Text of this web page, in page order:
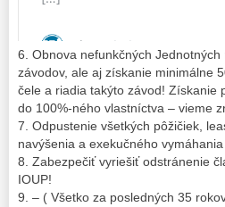
6. Obnova nefunkčných
závodov, ale aj získanie minimálne
čele a riadia takýto závod! Získanie
do 100%-ného vlastníctva – vieme
7. Odpustenie všetkých pôžičiek,
navýšenia a exekučného
8. Zabezpečiť vyriešiť odstránenie
IOUP!
9. – ( Všetko za posledných 35